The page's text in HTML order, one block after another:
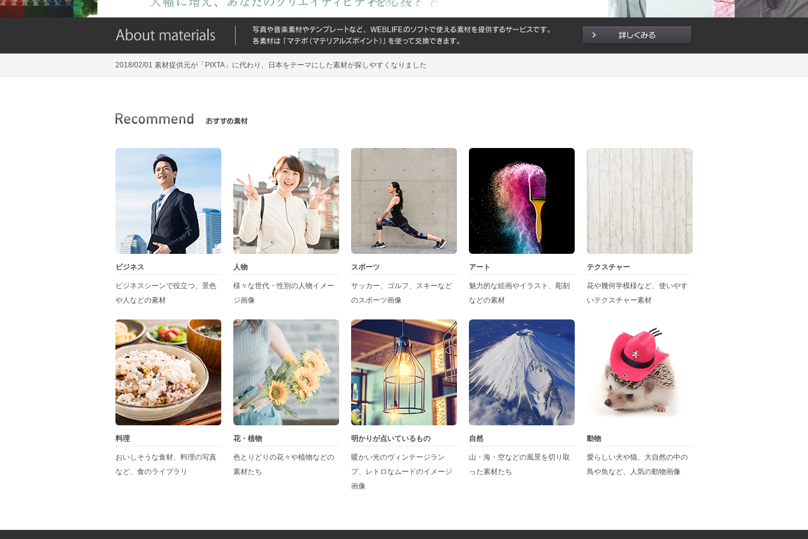
2018/02/01 素材提供元が「PIXTA」に代わり、日本をテーマにした素材が探しやすくなりました
ビジネス
ビジネスシーンで役立つ、景色
や人などの素材
人物
様々な世代・性別の人物イメー
ジ画像
スポーツ
サッカー、ゴルフ、スキーなど
のスポーツ画像
アート
魅力的な絵画やイラスト、彫刻
などの素材
テクスチャー
花や幾何学模様など、使いやす
いテクスチャー素材
料理
おいしそうな食材、料理の写真
など、食のライブラリ
花・植物
色とりどりの花々や植物などの
素材たち
明かりが点いているもの
暖かい光のヴィンテージラン
プ、レトロなムードのイメージ
画像
自然
山・海・空などの風景を切り取
った素材たち
動物
愛らしい犬や猫、大自然の中の
鳥や魚など、人気の動物画像